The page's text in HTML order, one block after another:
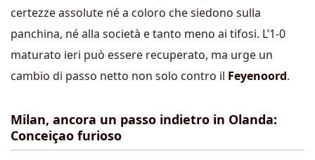
certezze assolute né a coloro che siedono sulla
panchina, né alla società e tanto meno ai tifosi. L’1-0
maturato ieri può essere recuperato, ma urge un
cambio di passo netto non solo contro il Feyenoord.
Milan, ancora un passo indietro in Olanda:
Conceiçao furioso